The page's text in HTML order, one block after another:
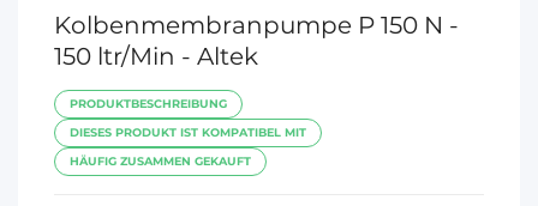
Kolbenmembranpumpe P 150 N -
150 ltr/Min - Altek
PRODUKTBESCHREIBUNG
DIESES PRODUKT IST KOMPATIBEL MIT
HÄUFIG ZUSAMMEN GEKAUFT